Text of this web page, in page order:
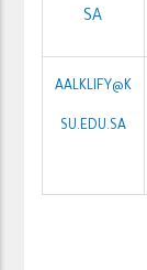
SA
AALKLIFY@K
SU.EDU.SA